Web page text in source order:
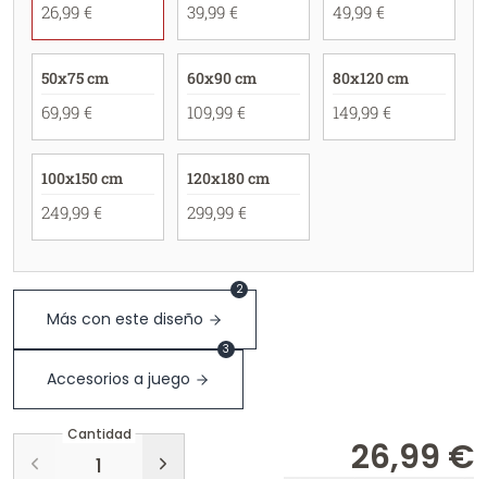
26,99 € 39,99 € 49,99 €
50x75 cm
69,99 €
60x90 cm
109,99 €
80x120 cm
149,99 €
100x150 cm
249,99 €
120x180 cm
299,99 €
Más con este diseño
2
Accesorios a juego
3
Cantidad
26,99 €